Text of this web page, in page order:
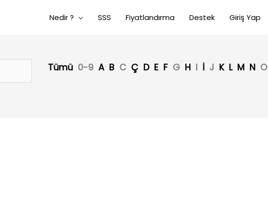
Nedir ? SSS Fiyatlandırma Destek Giriş Yap
Tümü 0-9 A B C Ç D E F G H I İ J K L M N O